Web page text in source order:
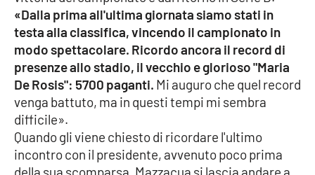
Eventi
Food
Storie
LAC
NETWORK
«Dalla prima all'ultima giornata siamo stati in
testa alla classifica, vincendo il campionato in
modo spettacolare. Ricordo ancora il record di
presenze allo stadio, il vecchio e glorioso "Maria
De Rosis": 5700 paganti. Mi auguro che quel record
venga battuto, ma in questi tempi mi sembra
difficile».
Quando gli viene chiesto di ricordare l'ultimo
incontro con il presidente, avvenuto poco prima